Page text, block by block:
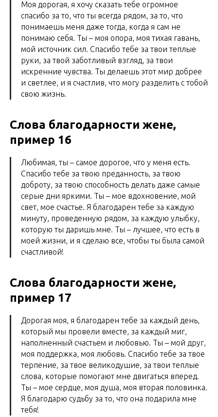
Моя дорогая, я хочу сказать тебе огромное
спасибо за то, что ты всегда рядом, за то, что
понимаешь меня даже тогда, когда я сам не
понимаю себя. Ты – моя опора, моя тихая гавань,
мой источник сил. Спасибо тебе за твои теплые
руки, за твой заботливый взгляд, за твои
искренние чувства. Ты делаешь этот мир добрее
и светлее, и я счастлив, что могу разделить с тобой
свою жизнь.
Слова благодарности жене,
пример 16
Любимая, ты – самое дорогое, что у меня есть.
Спасибо тебе за твою преданность, за твою
доброту, за твою способность делать даже самые
серые дни яркими. Ты – мое вдохновение, мой
свет, мое счастье. Я благодарен тебе за каждую
минуту, проведенную рядом, за каждую улыбку,
которую ты даришь мне. Ты – лучшее, что есть в
моей жизни, и я сделаю все, чтобы ты была самой
счастливой!
Слова благодарности жене,
пример 17
Дорогая моя, я благодарен тебе за каждый день,
который мы провели вместе, за каждый миг,
наполненный счастьем и любовью. Ты – мой друг,
моя поддержка, моя любовь. Спасибо тебе за твое
терпение, за твое великодушие, за твои теплые
слова, которые помогают мне двигаться вперед.
Ты – мое сердце, моя душа, моя вторая половинка.
Я благодарю судьбу за то, что она подарила мне
тебя!